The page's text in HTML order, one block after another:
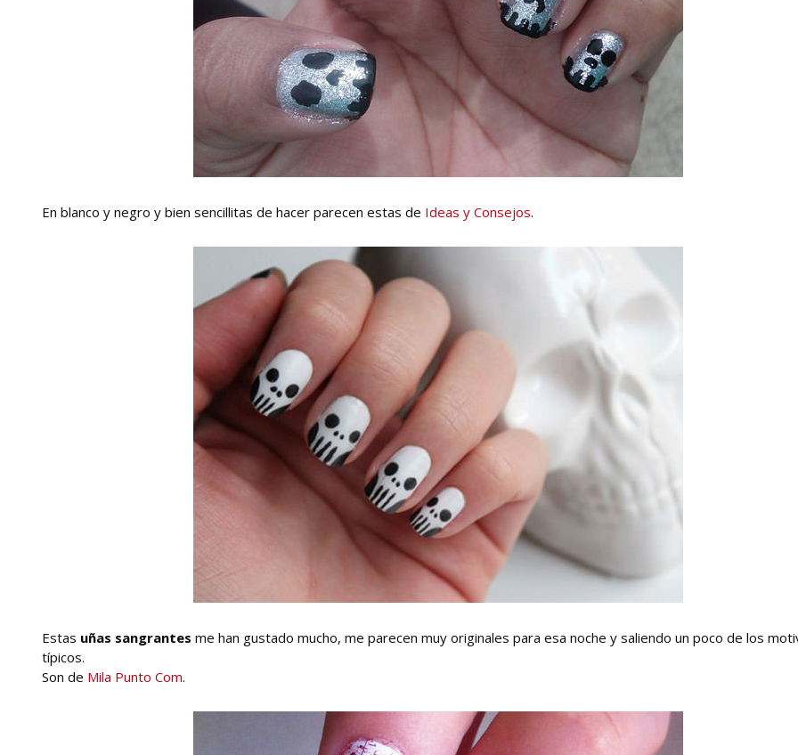
En blanco y negro y bien sencillitas de hacer parecen estas de Ideas y Consejos.
Estas uñas sangrantes me han gustado mucho, me parecen muy originales para esa noche y saliendo un poco de los
típicos.
Son de Mila Punto Com.